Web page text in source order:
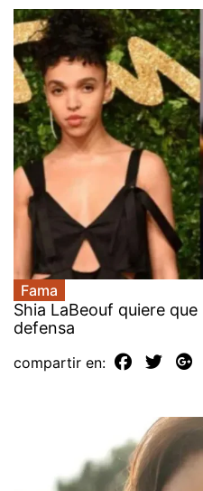
Fama
Shia LaBeouf quiere
defensa
compartir en: